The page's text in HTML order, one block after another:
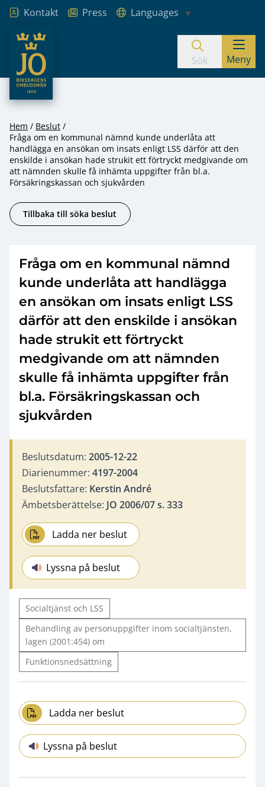
Hoppa till innehåll
Kontakt Press
Languages
JO – Riksdagens Ombudsmän
Sök Meny
Hem
Beslut
Fråga om en kommunal nämnd kunde underlåta att
handlägga en ansökan om insats enligt LSS därför att den
enskilde i ansökan hade strukit ett förtryckt medgivande om
att nämnden skulle få inhämta uppgifter från bl.a.
Försäkringskassan och sjukvården
Tillbaka till söka beslut
Fråga om en kommunal nämnd
kunde underlåta att handlägga
en ansökan om insats enligt LSS
därför att den enskilde i ansökan
hade strukit ett förtryckt
medgivande om att nämnden
skulle få inhämta uppgifter från
bl.a. Försäkringskassan och
sjukvården
Beslutsdatum: 2005-12-22
Diarienummer: 4197-2004
Beslutsfattare: Kerstin André
Ämbetsberättelse: JO 2006/07 s. 333
Ladda ner beslut
Lyssna på beslut
Socialtjänst och LSS
Behandling av personuppgifter inom socialtjänsten,
lagen (2001:454) om
Funktionsnedsättning
Ladda ner beslut
Lyssna på beslut